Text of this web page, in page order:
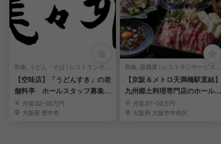
和食, うどん・そば | レストランサービス・ホールスタッフ
【空味店】「うどんすき」の老
舗料亭 ホールスタッフ募集!
≪第二新卒歓迎≫
月収/22~30万円
大阪府 豊中市
和食, 居酒屋 | レストランサービス・ホールスタッフ
【京阪＆メトロ天満橋駅直結】
九州郷土料理専門店のホールス
タッフ《月9休》
月収/27~33万円
大阪府 大阪市中央区